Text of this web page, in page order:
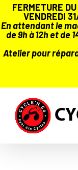
FERMETURE
VENDREDI
En attendant le
de 9h à 12h et de
Atelier pour
contenu